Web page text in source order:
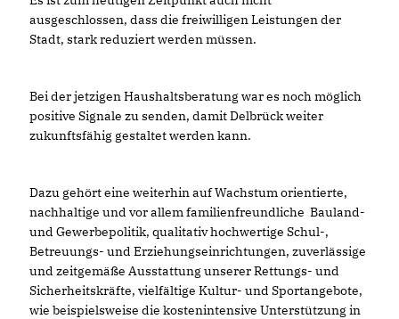
ausgeschlossen, dass die freiwilligen Leistungen der
Stadt, stark reduziert werden müssen.
Bei der jetzigen Haushaltsberatung war es noch möglich
positive Signale zu senden, damit Delbrück weiter
zukunftsfähig gestaltet werden kann.
Dazu gehört eine weiterhin auf Wachstum orientierte,
nachhaltige und vor allem familienfreundliche Bauland-
und Gewerbepolitik, qualitativ hochwertige Schul-,
Betreuungs- und Erziehungseinrichtungen, zuverlässige
und zeitgemäße Ausstattung unserer Rettungs- und
Sicherheitskräfte, vielfältige Kultur- und Sportangebote,
wie beispielsweise die kostenintensive Unterstützung in